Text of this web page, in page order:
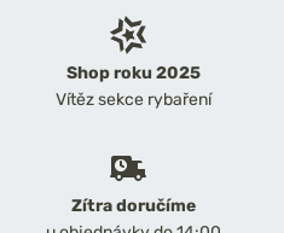
Shop roku 2025
Vítěz sekce rybaření
Zítra doručíme